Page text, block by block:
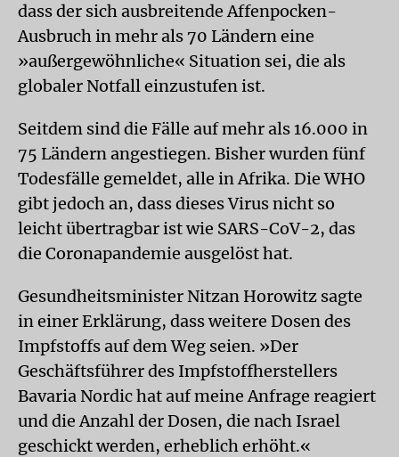
dass der sich ausbreitende Affenpocken-
Ausbruch in mehr als 70 Ländern eine
»außergewöhnliche« Situation sei, die als
globaler Notfall einzustufen ist.
Seitdem sind die Fälle auf mehr als 16.000 in
75 Ländern angestiegen. Bisher wurden fünf
Todesfälle gemeldet, alle in Afrika. Die WHO
gibt jedoch an, dass dieses Virus nicht so
leicht übertragbar ist wie SARS-CoV-2, das
die Coronapandemie ausgelöst hat.
Gesundheitsminister Nitzan Horowitz sagte
in einer Erklärung, dass weitere Dosen des
Impfstoffs auf dem Weg seien. »Der
Geschäftsführer des Impfstoffherstellers
Bavaria Nordic hat auf meine Anfrage reagiert
und die Anzahl der Dosen, die nach Israel
geschickt werden, erheblich erhöht.«